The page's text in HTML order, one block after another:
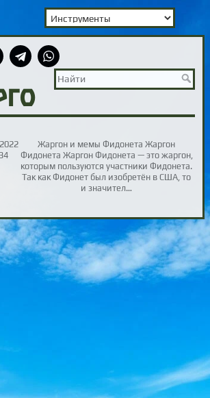
Жаргон и мемы Фидонета Жаргон
Фидонета Жаргон Фидонета — это жаргон,
которым пользуются участники Фидонета.
Так как Фидонет был изобретён в США, то
и значител…